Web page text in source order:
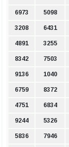
6973 5098
3208 6431
4891 3255
8342 7503
9136 1040
6759 8372
4751 6834
9244 5326
5836 7946